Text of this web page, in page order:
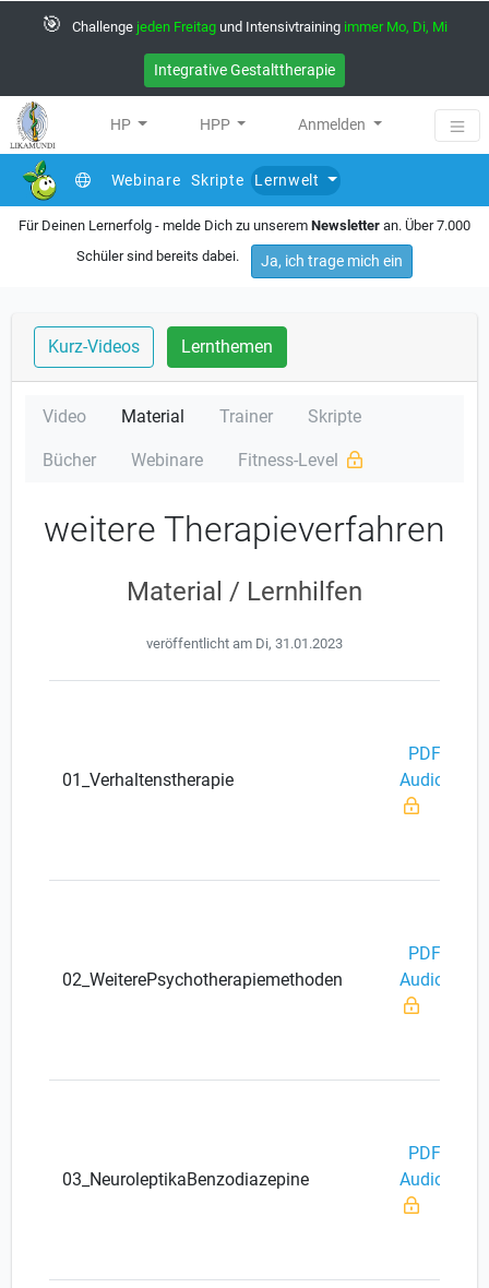
🎯 Challenge jeden Freitag und Intensivtraining immer Mo, Di, Mi
Integrative Gestalttherapie
HP HPP Anmelden
Webinare Skripte Lernwelt
Für Deinen Lernerfolg - melde Dich zu unserem Newsletter an. Über 7.000
Schüler sind bereits dabei.
Ja, ich trage mich ein
Kurz-Videos Lernthemen
Video Material Trainer Skripte
Bücher Webinare Fitness-Level
weitere Therapieverfahren
Material / Lernhilfen
veröffentlicht am Di, 31.01.2023
01_Verhaltenstherapie
PDF
Audio
02_WeiterePsychotherapiemethoden
PDF
Audio
03_NeuroleptikaBenzodiazepine
PDF
Audio